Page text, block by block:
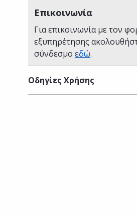
Επικοινωνία
Για επικοινωνία με τον
εξυπηρέτησης
σύνδεσμο εδώ.
Οδηγίες Χρήσης